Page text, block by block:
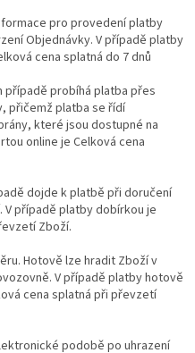
pro provedení platby
Objednávky. V případě platby
cena splatná do 7 dnů
případě probíhá platba přes
přičemž platba se řídí
které jsou dostupné na
online je Celková cena
dojde k platbě při doručení
případě platby dobírkou je
Zboží.
Hotově lze hradit Zboží v
V případě platby hotově
cena splatná při převzetí
podobě po uhrazení